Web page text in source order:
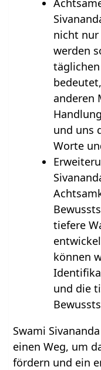
nicht
werden
anderen
und uns
Worte
tiefere
können
und die
Swami
einen Weg, um
fördern und ein